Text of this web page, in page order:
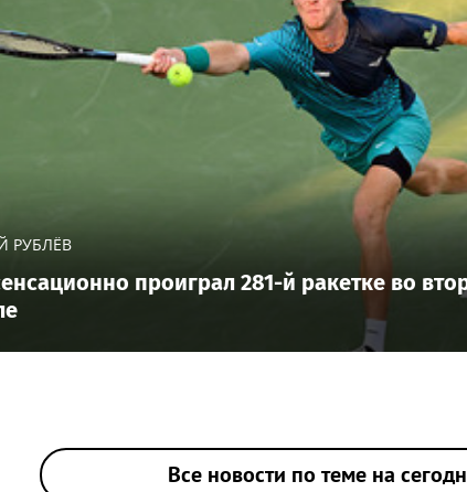
РУБЛЁВ
проиграл 281-й ракетке во
Все новости по теме на